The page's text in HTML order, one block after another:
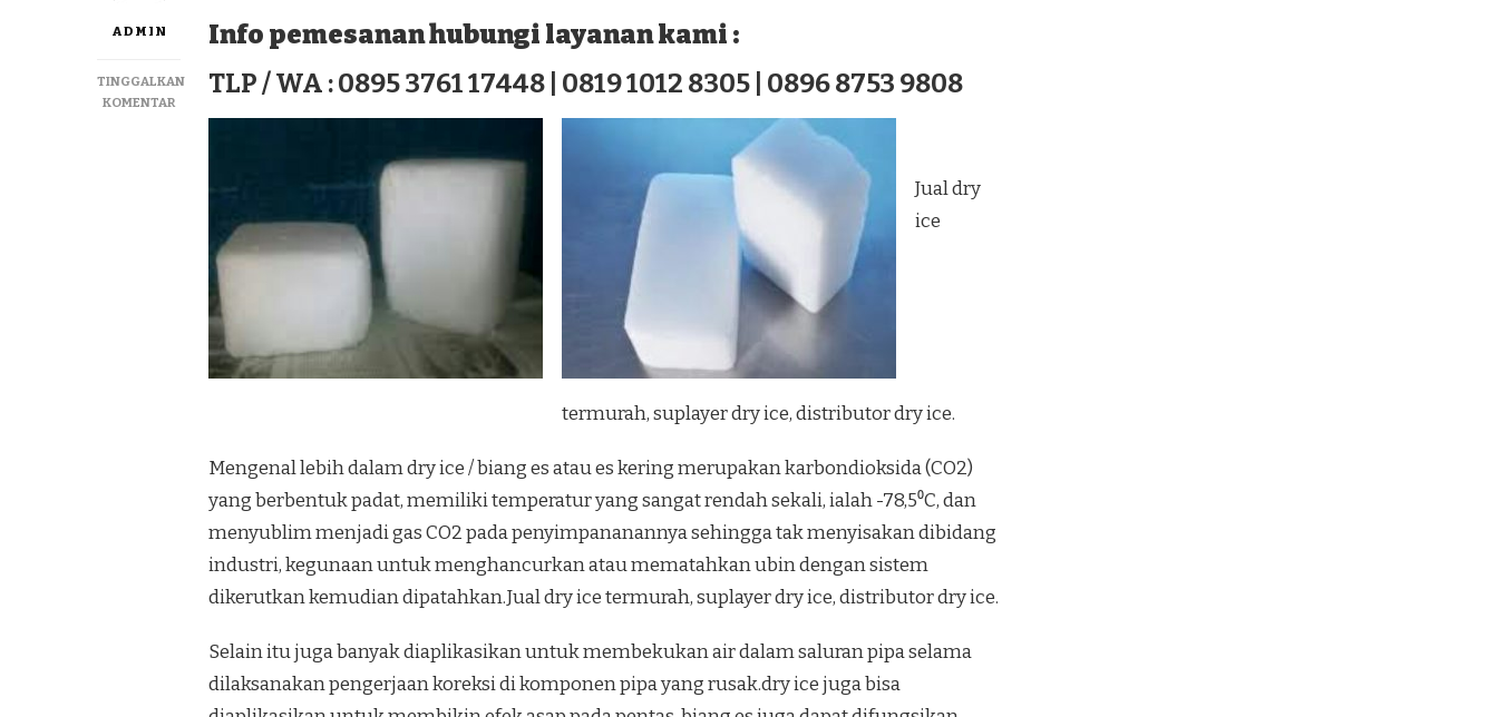
ADMIN
TINGGALKAN
KOMENTARPADA
TERMURAH
Info pemesanan hubungi layanan kami :
TLP / WA : 0895 3761 17448 | 0819 1012 8305 | 0896 8753 9808
Jual dry
ice
termurah, suplayer dry ice, distributor dry ice.
Mengenal lebih dalam dry ice / biang es atau es kering merupakan karbondioksida (CO2)
yang berbentuk padat, memiliki temperatur yang sangat rendah sekali, ialah -78,5⁰C, dan
menyublim menjadi gas CO2 pada penyimpananannya sehingga tak menyisakan dibidang
industri, kegunaan untuk menghancurkan atau mematahkan ubin dengan sistem
dikerutkan kemudian dipatahkan.Jual dry ice termurah, suplayer dry ice, distributor dry ice.
Selain itu juga banyak diaplikasikan untuk membekukan air dalam saluran pipa selama
dilaksanakan pengerjaan koreksi di komponen pipa yang rusak.dry ice juga bisa